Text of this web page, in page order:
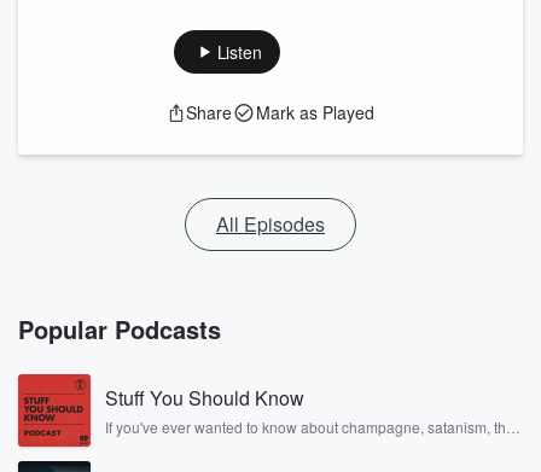
Listen
Share Mark as Played
All Episodes
Popular Podcasts
Stuff You Should Know
If you've ever wanted to know about champagne, satanism, the